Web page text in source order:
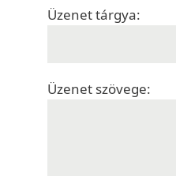
Üzenet tárgya:
Üzenet szövege: